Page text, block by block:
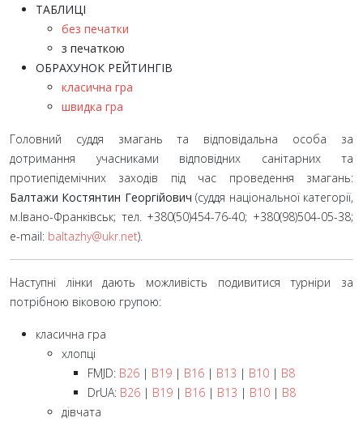
ТАБЛИЦІ
без печатки
з печаткою
ОБРАХУНОК РЕЙТИНГІВ
класична гра
швидка гра
Головний суддя змагань та відповідальна особа за
дотримання учасниками відповідних санітарних та
протиепідемічних заходів під час проведення змагань:
Балтажи Костянтин Георгійович (суддя національної категорії,
м.Івано-Франківськ; тел. +380(50)454-76-40; +380(98)504-05-38;
e-mail: baltazhy@ukr.net).
Наступні лінки дають можливість подивитися турніри за
потрібною віковою групою:
класична гра
хлопці
FMJD: B26 | B19 | B16 | B13 | B10 | B8
DrUA: B26 | B19 | B16 | B13 | B10 | B8
дівчата